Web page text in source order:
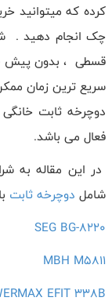
کرده که میتوانید
چک انجام دهید .
قسطی ، بدون پیش
سریع ترین زمان
دوچرخه ثابت
فعال می باشد.
در این مقاله به
شامل دوچرخه ثابت
SEG BG-8220
MBH M5811
EFIT 338B